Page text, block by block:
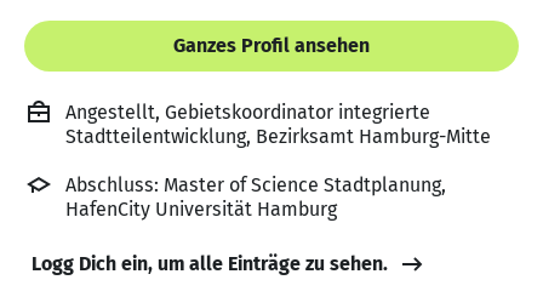
Ganzes Profil ansehen
Angestellt, Gebietskoordinator integrierte
Stadtteilentwicklung, Bezirksamt Hamburg-Mitte
Abschluss: Master of Science Stadtplanung,
HafenCity Universität Hamburg
Logg Dich ein, um alle Einträge zu sehen.